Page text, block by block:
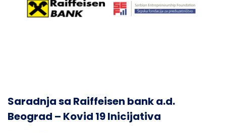
Saradnja sa Raiffeisen bank a.d.
Beograd – Kovid 19 Inicijativa